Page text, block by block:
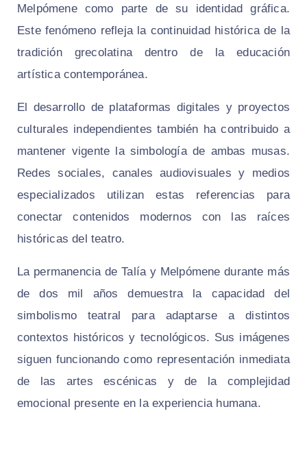
Melpómene como parte de su identidad gráfica.
Este fenómeno refleja la continuidad histórica de la
tradición grecolatina dentro de la educación
artística contemporánea.
El desarrollo de plataformas digitales y proyectos
culturales independientes también ha contribuido a
mantener vigente la simbología de ambas musas.
Redes sociales, canales audiovisuales y medios
especializados utilizan estas referencias para
conectar contenidos modernos con las raíces
históricas del teatro.
La permanencia de Talía y Melpómene durante más
de dos mil años demuestra la capacidad del
simbolismo teatral para adaptarse a distintos
contextos históricos y tecnológicos. Sus imágenes
siguen funcionando como representación inmediata
de las artes escénicas y de la complejidad
emocional presente en la experiencia humana.